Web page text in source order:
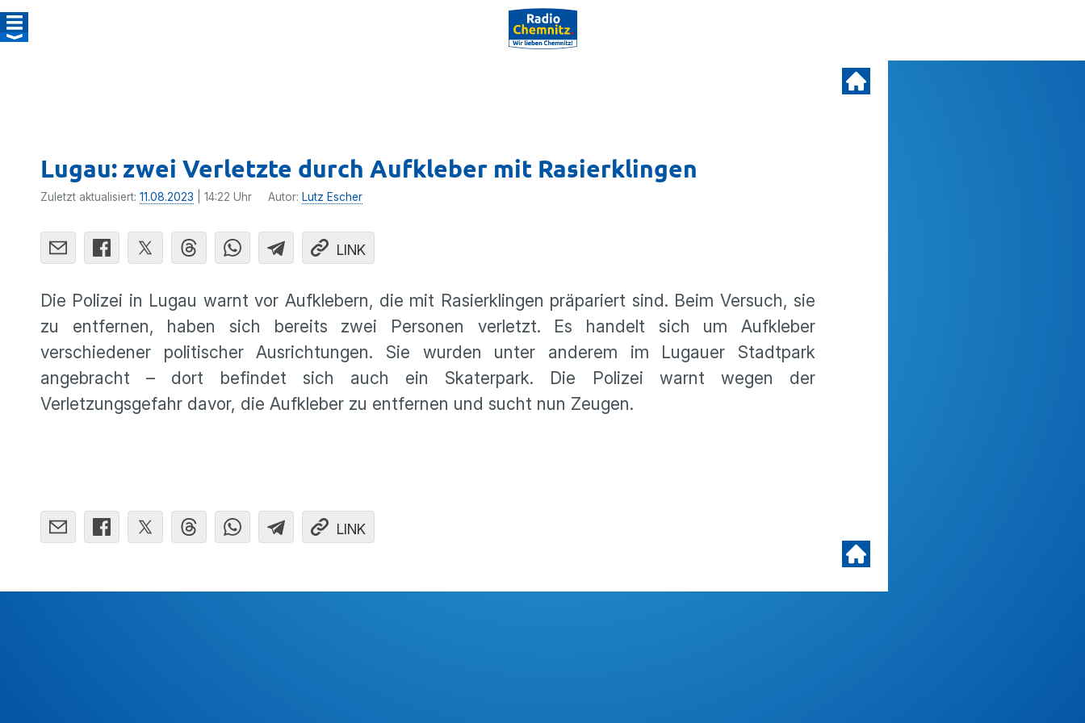
Lugau: zwei Verletzte durch Aufkleber mit Rasierklingen
Zuletzt aktualisiert: 11.08.2023 | 14:22 Uhr Autor: Lutz Escher
LINK
Die Polizei in Lugau warnt vor Aufklebern, die mit Rasierklingen präpariert sind. Beim Versuch, sie
zu entfernen, haben sich bereits zwei Personen verletzt. Es handelt sich um Aufkleber
verschiedener politischer Ausrichtungen. Sie wurden unter anderem im Lugauer Stadtpark
angebracht – dort befindet sich auch ein Skaterpark. Die Polizei warnt wegen der
Verletzungsgefahr davor, die Aufkleber zu entfernen und sucht nun Zeugen.
LINK